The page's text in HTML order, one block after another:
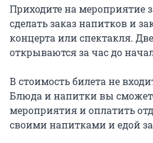
Приходите на мероприятие
сделать заказ напитков и
концерта или спектакля.
открываются за час до
В стоимость билета не
Блюда и напитки вы
мероприятия и оплатить
своими напитками и едой